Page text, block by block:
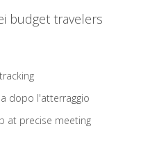
budget travelers
dopo l'atterraggio
at precise meeting